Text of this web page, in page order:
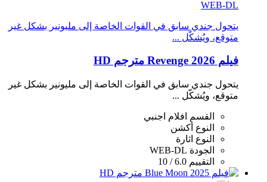
WEB-DL
يتحول جندي سابق في القوات الخاصة إلى مليونير بشكل غير
متوقع، ويُشكّل ...
فيلم Revenge 2026 مترجم HD
يتحول جندي سابق في القوات الخاصة إلى مليونير بشكل غير
متوقع، ويُشكّل ...
القسم
افلام اجنبي
النوع أكشن
النوع اثارة
الجودة WEB-DL
التقييم 6.0 / 10